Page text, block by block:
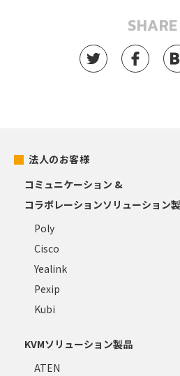
SHARE
法人のお客様
コミュニケーション &
コラボレーションソリューション
Poly
Cisco
Yealink
Pexip
Kubi
KVMソリューション製品
ATEN